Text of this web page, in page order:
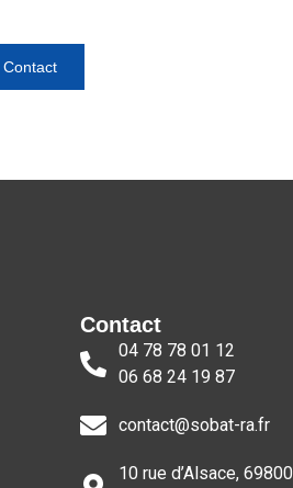
Contact
Contact
04 78 78 01 12
06 68 24 19 87
contact@sobat-ra.fr
10 rue d’Alsace, 69800